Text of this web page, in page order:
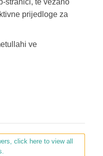
stranici, te vezano
prijedloge za
ve
click here to view all